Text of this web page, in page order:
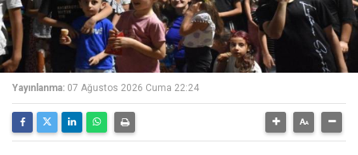
Yayınlanma: 07 Ağustos 2026 Cuma 22:24